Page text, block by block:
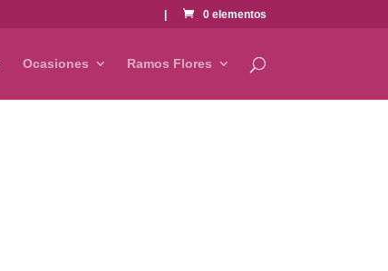
0 elementos
Ocasiones Ramos Flores